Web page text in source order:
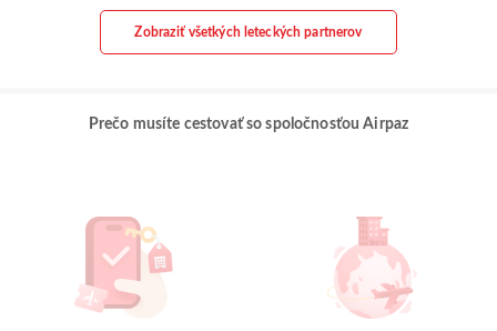
Zobraziť všetkých leteckých partnerov
Prečo musíte cestovať so spoločnosťou Airpaz